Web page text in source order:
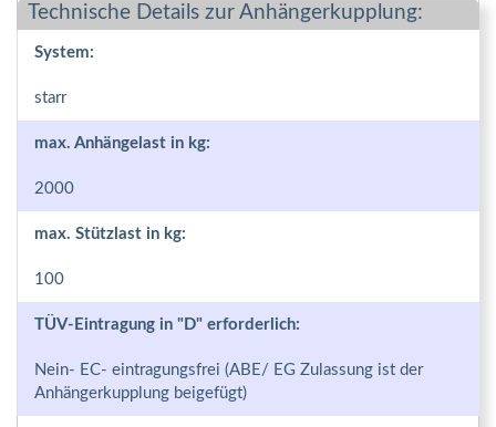
Technische Details zur Anhängerkupplung:
System:
starr
max. Anhängelast in kg:
2000
max. Stützlast in kg:
100
TÜV-Eintragung in "D" erforderlich:
Nein- EC- eintragungsfrei (ABE/ EG Zulassung ist der
Anhängerkupplung beigefügt)